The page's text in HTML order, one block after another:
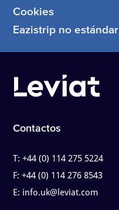
Cookies
Eazistrip no estándar
Contactos
T:+44 (0) 114 275 5224
F:+44 (0) 114 276 8543
E: info.uk@leviat.com